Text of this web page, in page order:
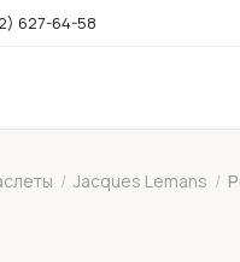
627-64-58
/ Jacques Lemans /